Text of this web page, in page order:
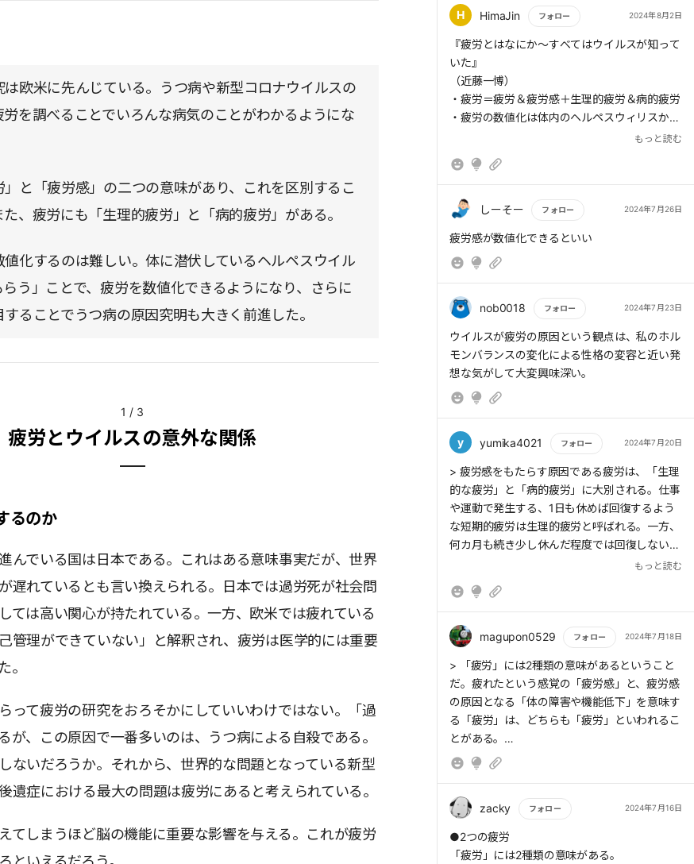
欧米に先んじている。うつ病や新型コロナウイルスの
を調べることでいろんな病気のことがわかるようにな
と「疲労感」の二つの意味があり、これを区別するこ
た、疲労にも「生理的疲労」と「病的疲労」がある。
化するのは難しい。体に潜伏しているヘルペスウイル
らう」ことで、疲労を数値化できるようになり、さらに
ることでうつ病の原因究明も大きく前進した。
1 / 3
疲労とウイルスの意外な関係
るのか
んでいる国は日本である。これはある意味事実だが、世界
遅れているとも言い換えられる。日本では過労死が社会問
ては高い関心が持たれている。一方、欧米では疲れている
管理ができていない」と解釈され、疲労は医学的には重要
。
って疲労の研究をおろそかにしていいわけではない。「過
が、この原因で一番多いのは、うつ病による自殺である。
ないだろうか。それから、世界的な問題となっている新型
遺症における最大の問題は疲労にあると考えられている。
てしまうほど脳の機能に重要な影響を与える。これが疲労
H HimaJin フォロー 2024年8月2日
もっと読む
『疲労とはなにか～すべてはウイルスが知って
いた』
（近藤一博）
・疲労＝疲労＆疲労感＋生理的疲労＆病的疲労
・疲労の数値化は体内のヘルペスウィリスから
もっと読む
しーそー フォロー 2024年7月26日
もっと読む
疲労感が数値化できるといい
nob0018 フォロー 2024年7月23日
もっと読む
ウイルスが疲労の原因という観点は、私のホル
モンバランスの変化による性格の変容と近い発
想な気がして大変興味深い。
y yumika4021 フォロー 2024年7月20日
もっと読む
> 疲労感をもたらす原因である疲労は、「生理
的な疲労」と「病的疲労」に大別される。仕事
や運動で発生する、1日も休めば回復するよう
な短期的疲労は生理的疲労と呼ばれる。一方、
何カ月も続き少し休んだ程度では回復しないも
のを「病的疲労」という。病的疲労は生活の質
明なものも多く疲労感を減少させることが難し
もっと読む
magupon0529 フォロー 2024年7月18日
もっと読む
> 「疲労」には2種類の意味があるということ
だ。疲れたという感覚の「疲労感」と、疲労感
の原因となる「体の障害や機能低下」を意味す
る「疲労」は、どちらも「疲労」といわれるこ
とがある。
zacky フォロー 2024年7月16日
もっと読む
●2つの疲労
「疲労」には2種類の意味がある。